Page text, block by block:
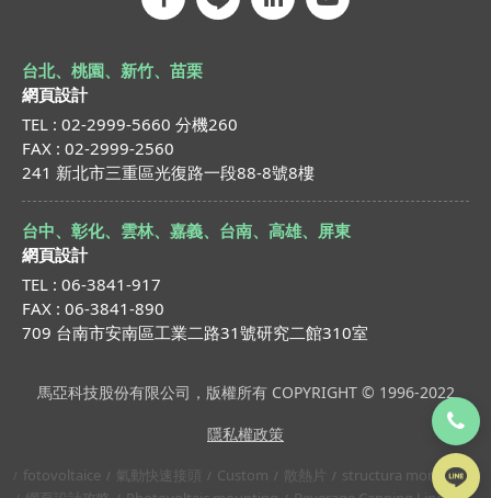
台北、桃園、新竹、苗栗
網頁設計
TEL : 02-2999-5660 分機260
FAX : 02-2999-2560
241 新北市三重區光復路一段88-8號8樓
台中、彰化、雲林、嘉義、台南、高雄、屏東
網頁設計
TEL : 06-3841-917
FAX : 06-3841-890
709 台南市安南區工業二路31號研究二館310室
馬亞科技股份有限公司，版權所有 COPYRIGHT © 1996-2022
隱私權政策
fotovoltaice 氣動快速接頭 Custom 散熱片
structura montaj